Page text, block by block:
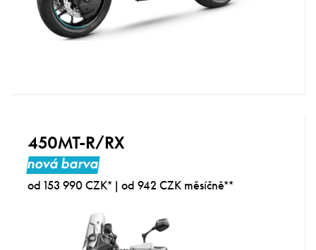
450MT-R/RX
nová barva
od 153 990 CZK* | od 942 CZK měsíčně**